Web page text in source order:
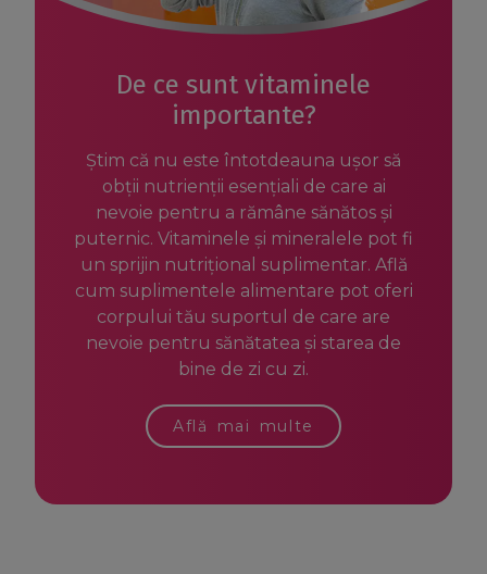
De ce sunt vitaminele
importante?
Știm că nu este întotdeauna ușor să
obții nutrienții esențiali de care ai
nevoie pentru a rămâne sănătos și
puternic. Vitaminele și mineralele pot fi
un sprijin nutrițional suplimentar. Află
cum suplimentele alimentare pot oferi
corpului tău suportul de care are
nevoie pentru sănătatea și starea de
bine de zi cu zi.
Află mai multe